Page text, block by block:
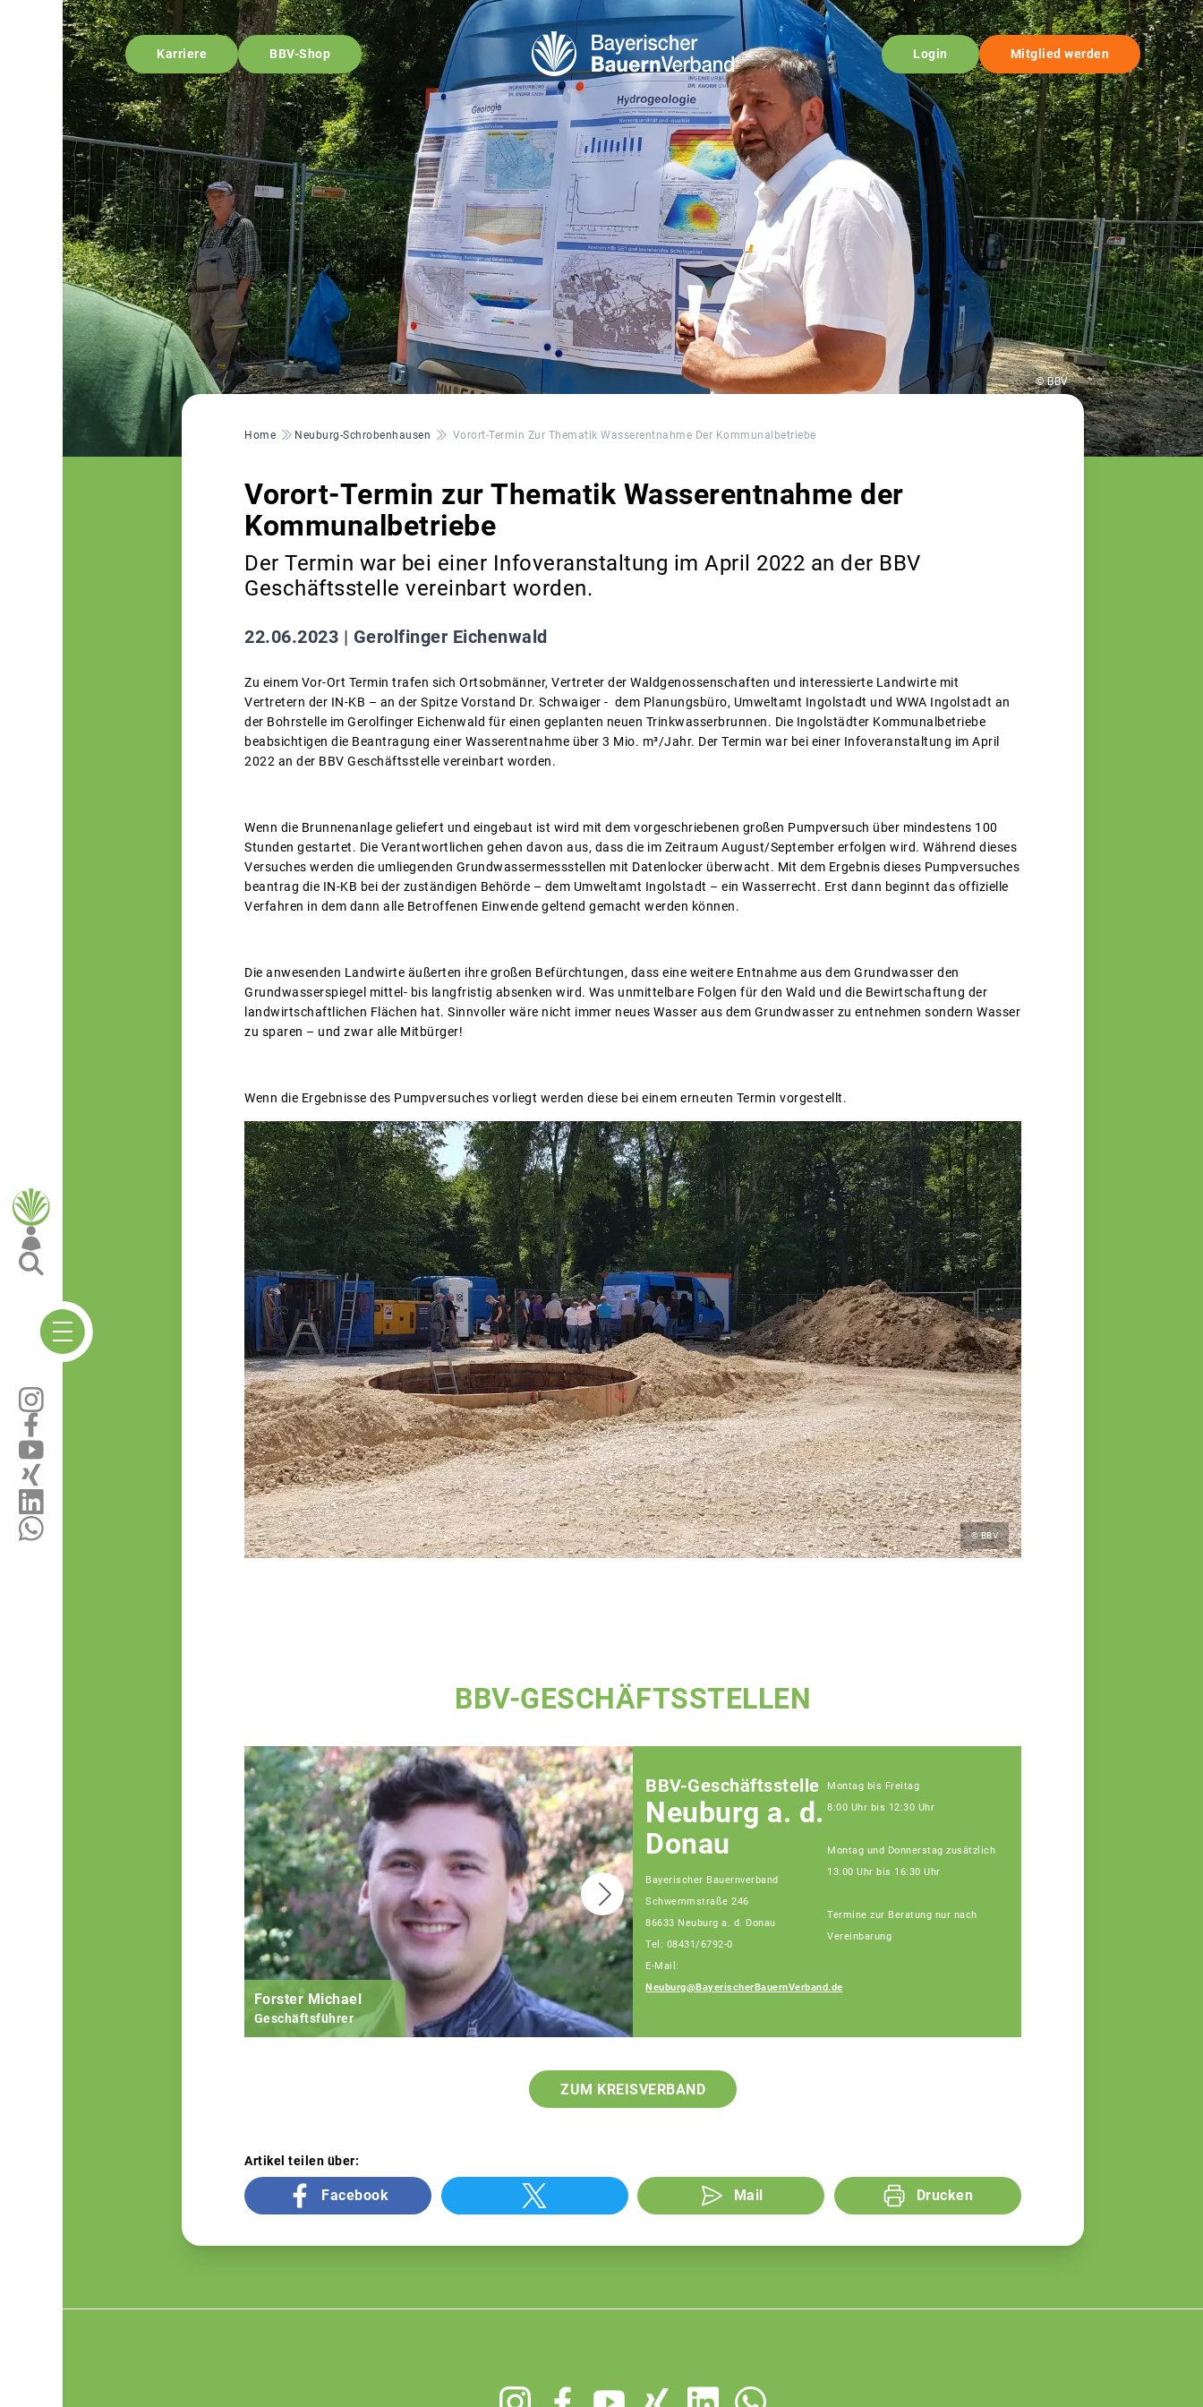
Karriere BBV-Shop Login Mitglied werden
© BBV
Pfadnavigation
Home Neuburg-Schrobenhausen Vorort-Termin Zur Thematik Wasserentnahme Der Kommunalbetriebe
Vorort-Termin zur Thematik Wasserentnahme der
Kommunalbetriebe
Der Termin war bei einer Infoveranstaltung im April 2022 an der BBV
Geschäftsstelle vereinbart worden.
22.06.2023 | Gerolfinger Eichenwald
Zu einem Vor-Ort Termin trafen sich Ortsobmänner, Vertreter der Waldgenossenschaften und interessierte Landwirte mit
Vertretern der IN-KB – an der Spitze Vorstand Dr. Schwaiger - dem Planungsbüro, Umweltamt Ingolstadt und WWA Ingolstadt an
der Bohrstelle im Gerolfinger Eichenwald für einen geplanten neuen Trinkwasserbrunnen. Die Ingolstädter Kommunalbetriebe
beabsichtigen die Beantragung einer Wasserentnahme über 3 Mio. m³/Jahr. Der Termin war bei einer Infoveranstaltung im April
2022 an der BBV Geschäftsstelle vereinbart worden.
Wenn die Brunnenanlage geliefert und eingebaut ist wird mit dem vorgeschriebenen großen Pumpversuch über mindestens 100
Stunden gestartet. Die Verantwortlichen gehen davon aus, dass die im Zeitraum August/September erfolgen wird. Während dieses
Versuches werden die umliegenden Grundwassermessstellen mit Datenlocker überwacht. Mit dem Ergebnis dieses Pumpversuches
beantrag die IN-KB bei der zuständigen Behörde – dem Umweltamt Ingolstadt – ein Wasserrecht. Erst dann beginnt das offizielle
Verfahren in dem dann alle Betroffenen Einwende geltend gemacht werden können.
Die anwesenden Landwirte äußerten ihre großen Befürchtungen, dass eine weitere Entnahme aus dem Grundwasser den
Grundwasserspiegel mittel- bis langfristig absenken wird. Was unmittelbare Folgen für den Wald und die Bewirtschaftung der
landwirtschaftlichen Flächen hat. Sinnvoller wäre nicht immer neues Wasser aus dem Grundwasser zu entnehmen sondern Wasser
zu sparen – und zwar alle Mitbürger!
Wenn die Ergebnisse des Pumpversuches vorliegt werden diese bei einem erneuten Termin vorgestellt.
© BBV
BBV-GESCHÄFTSSTELLEN
Forster Michael
Geschäftsführer
Heckl Erwin
BBV-Geschäftsstelle
Neuburg a. d.
Donau
Bayerischer Bauernverband
Schwemmstraße 246
86633 Neuburg a. d. Donau
Tel: 08431/6792-0
E-Mail:
Neuburg@BayerischerBauernVerband.de
Montag bis Freitag
8:00 Uhr bis 12:30 Uhr
Montag und Donnerstag zusätzlich
13:00 Uhr bis 16:30 Uhr
Termine zur Beratung nur nach
Vereinbarung
ZUM KREISVERBAND
Artikel teilen über:
Facebook Mail Drucken